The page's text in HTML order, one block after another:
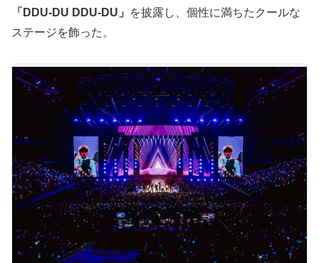
「DDU-DU DDU-DU」
を披露し、個性に満ちたクールな
ステージを飾った。